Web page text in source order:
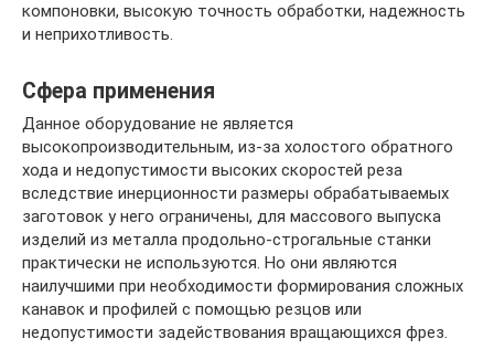
компоновки, высокую точность обработки, надежность
и неприхотливость.
Сфера применения
Данное оборудование не является
высокопроизводительным, из-за холостого обратного
хода и недопустимости высоких скоростей реза
вследствие инерционности размеры обрабатываемых
заготовок у него ограничены, для массового выпуска
изделий из металла продольно-строгальные станки
практически не используются. Но они являются
наилучшими при необходимости формирования сложных
канавок и профилей с помощью резцов или
недопустимости задействования вращающихся фрез.